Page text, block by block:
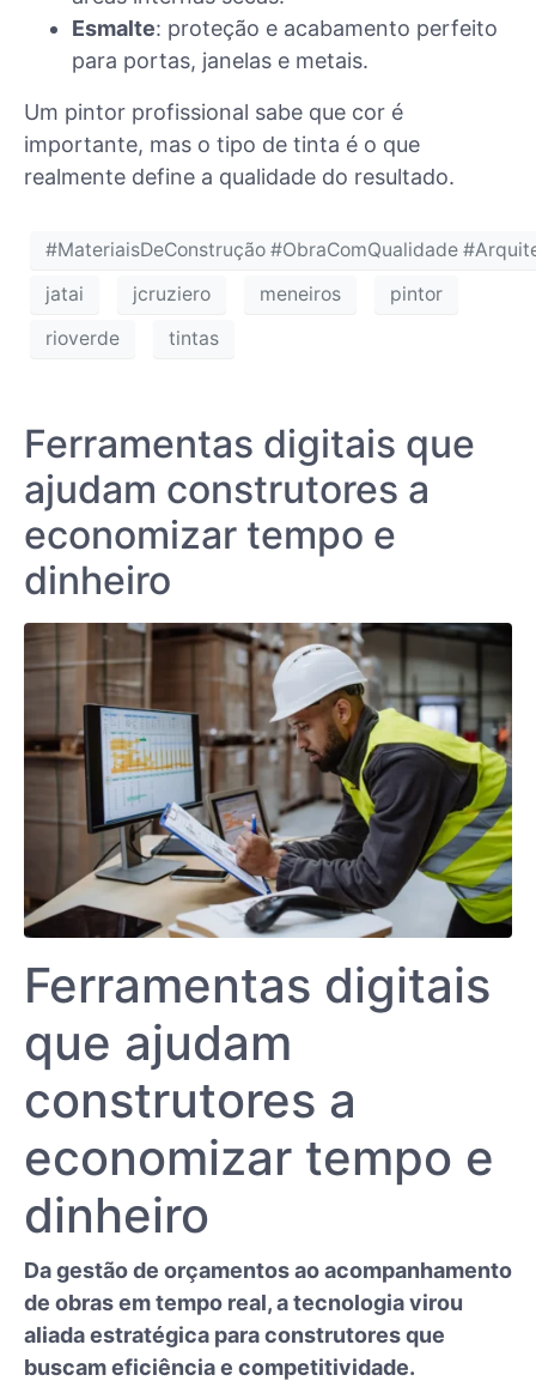
Esmalte: proteção e acabamento perfeito
para portas, janelas e metais.
Um pintor profissional sabe que cor é
importante, mas o tipo de tinta é o que
realmente define a qualidade do resultado.
#MateriaisDeConstrução #ObraComQualidade
jatai
jcruziero meneiros
pintor
rioverde
tintas
Ferramentas digitais que
ajudam construtores a
economizar tempo e
dinheiro
Ferramentas digitais
que ajudam
construtores a
economizar tempo e
dinheiro
Da gestão de orçamentos ao acompanhamento
de obras em tempo real, a tecnologia virou
aliada estratégica para construtores que
buscam eficiência e competitividade.